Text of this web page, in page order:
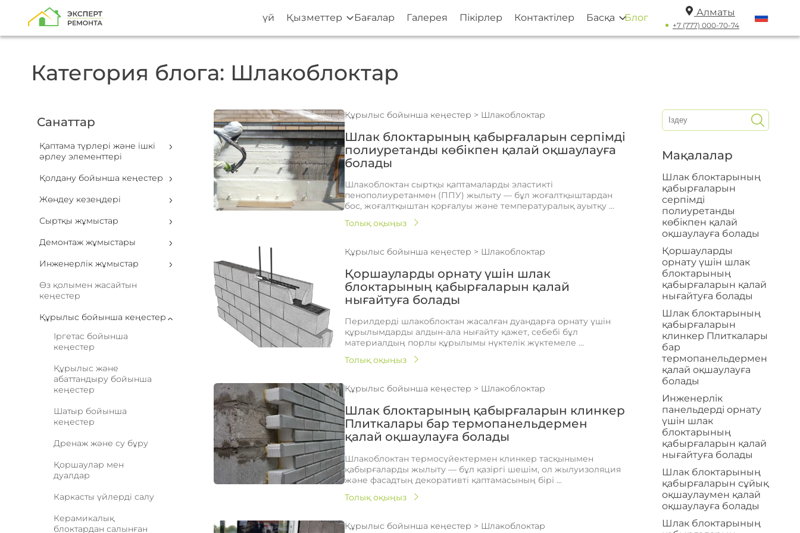
үй Қызметтер Бағалар Галерея Пікірлер Контактілер Басқа Блог Алматы
+7 (777) 000-70-74
Категория блога: Шлакоблоктар
Санаттар
Қаптама түрлері және ішкі
әрлеу элементтері
Қолдану бойынша кеңестер
Жөндеу кезеңдері
Сыртқы жұмыстар
Демонтаж жұмыстары
Инженерлік жұмыстар
Өз қолымен жасайтын
кеңестер
Құрылыс бойынша кеңестер
Іргетас бойынша
кеңестер
Құрылыс және
абаттандыру бойынша
кеңестер
Шатыр бойынша
кеңестер
Дренаж және су бұру
Қоршаулар мен
дуалдар
Каркасты үйлерді салу
Керамикалық
блоктардан салынған
Құрылыс бойынша кеңестер > Шлакоблоктар
Шлак блоктарының қабырғаларын серпімді
полиуретанды көбікпен қалай оқшаулауға
болады
Шлакоблоктан сыртқы қаптамаларды эластикті
пенополиуретанмен (ППУ) жылыту — бұл жоғалтқыштардан
бос, жоғалтқыштан қорғалуы және температуралық ауытқу ...
Толық оқыңыз
Құрылыс бойынша кеңестер > Шлакоблоктар
Қоршауларды орнату үшін шлак
блоктарының қабырғаларын қалай
нығайтуға болады
Перилдерді шлакоблоктан жасалған дуандарға орнату үшін
құрылымдарды алдын-ала нығайту қажет, себебі бұл
материалдың порлы құрылымы нүктелік жүктемеле ...
Толық оқыңыз
Құрылыс бойынша кеңестер > Шлакоблоктар
Шлак блоктарының қабырғаларын клинкер
Плиткалары бар термопанельдермен
қалай оқшаулауға болады
Шлакоблоктан термосүйектермен клинкер тасқынымен
қабырғаларды жылыту — бұл қазіргі шешім, ол жылуизоляция
және фасадтың декоративті қаптамасының бірі ...
Толық оқыңыз
Құрылыс бойынша кеңестер > Шлакоблоктар
Мақалалар
Шлак блоктарының
қабырғаларын
серпімді
полиуретанды
көбікпен қалай
оқшаулауға болады
Қоршауларды
орнату үшін шлак
блоктарының
қабырғаларын қалай
нығайтуға болады
Шлак блоктарының
қабырғаларын
клинкер Плиткалары
бар
термопанельдермен
қалай оқшаулауға
болады
Инженерлік
панельдерді орнату
үшін шлак
блоктарының
қабырғаларын қалай
нығайтуға болады
Шлак блоктарының
қабырғаларын сұйық
оқшаулаумен қалай
оқшаулауға болады
Шлак блоктарының